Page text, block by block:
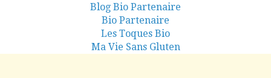
Blog Bio Partenaire
Bio Partenaire
Les Toques Bio
Ma Vie Sans Gluten